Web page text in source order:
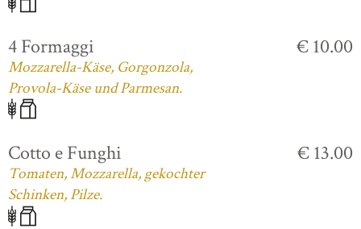
4 Formaggi
Mozzarella-Käse, Gorgonzola,
Provola-Käse und Parmesan.
€ 10.00
Cotto e Funghi
Tomaten, Mozzarella, gekochter
Schinken, Pilze.
€ 13.00